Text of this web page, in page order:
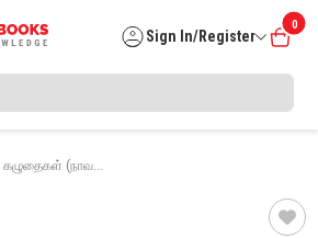
Sign In/Register
0
கழுதைகள் (நாவ…